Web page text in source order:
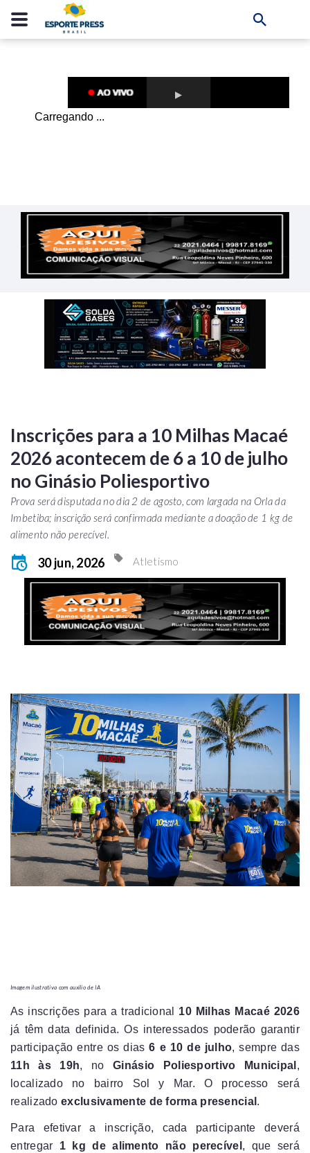
Inscrições para a 10 Milhas Macaé
2026 acontecem de 6 a 10 de julho
no Ginásio Poliesportivo
Prova será disputada no dia 2 de agosto, com largada na Orla da
Imbetiba; inscrição será confirmada mediante a doação de 1 kg de
alimento não perecível.
30 jun, 2026 Atletismo
Imagem ilustrativa com auxilio de IA
As inscrições para a tradicional 10 Milhas Macaé 2026
já têm data definida. Os interessados poderão garantir
participação entre os dias6 e 10 de julho, sempre das
11h às 19h, noGinásio Poliesportivo Municipal ,
localizado no bairro Sol y Mar. O processo será
realizado exclusivamente de forma presencial .
Para efetivar a inscrição, cada participante deverá
entregar 1 kg de alimento não perecível , que será